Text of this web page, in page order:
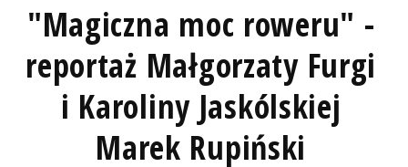
"Magiczna moc roweru" -
reportaż Małgorzaty Furgi
i Karoliny Jaskólskiej
Marek Rupiński